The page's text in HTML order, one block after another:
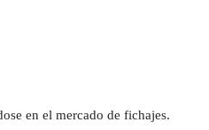
en el mercado de fichajes.